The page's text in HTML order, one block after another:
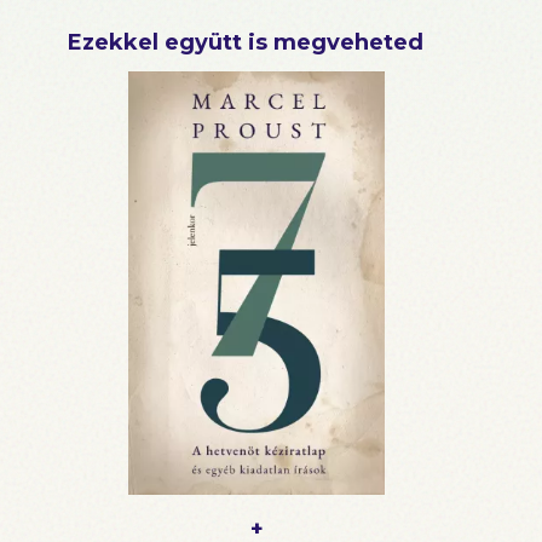
Ezekkel együtt is megveheted
+